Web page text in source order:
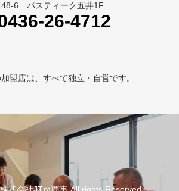
6 パスティーク五井1F
26-4712
盟店は、すべて独立・自営です。